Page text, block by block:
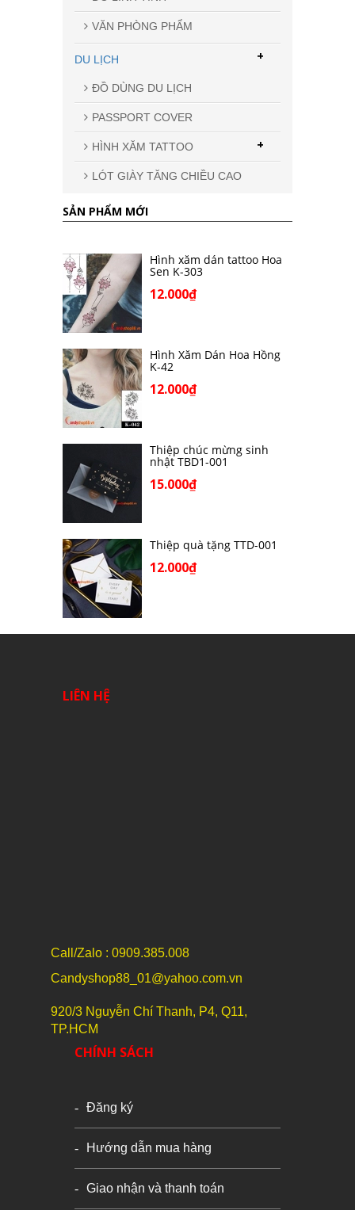
VĂN PHÒNG PHẨM
DU LỊCH
ĐỒ DÙNG DU LỊCH
PASSPORT COVER
HÌNH XĂM TATTOO +
LÓT GIÀY TĂNG CHIỀU CAO
+
SẢN PHẨM MỚI
Hình xăm dán tattoo Hoa
Sen K-303
12.000₫
Hình Xăm Dán Hoa Hồng
K-42
12.000₫
Thiệp chúc mừng sinh
nhật TBD1-001
15.000₫
Thiệp quà tặng TTD-001
12.000₫
LIÊN HỆ
Call/Zalo : 0909.385.008
Candyshop88_01@yahoo.com.vn
920/3 Nguyễn Chí Thanh, P4, Q11,
TP.HCM
CHÍNH SÁCH
Đăng ký
Hướng dẫn mua hàng
Giao nhận và thanh toán